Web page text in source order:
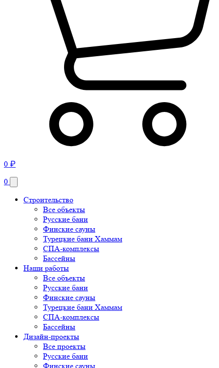
0 ₽
0
Строительство
Все объекты
Русские бани
Финские сауны
Турецкие бани Хаммам
СПА-комплексы
Бассейны
Наши работы
Все объекты
Русские бани
Финские сауны
Турецкие бани Хаммам
СПА-комплексы
Бассейны
Дизайн-проекты
Все проекты
Русские бани
Финские сауны